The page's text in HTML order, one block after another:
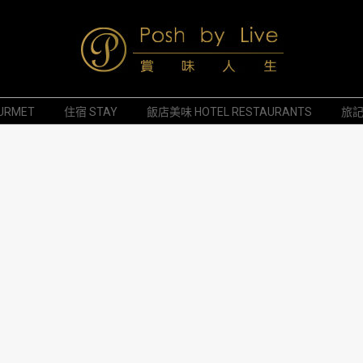
Posh
住宿 STAY 飯店美味 HOTEL RESTAURANTS 旅記